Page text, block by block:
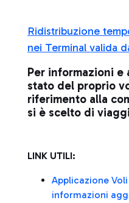
Ridistribuzione
nei Terminal valida
Per informazioni
stato del proprio
riferimento alla
si è scelto di
LINK UTILI:
Applicazione
informazioni